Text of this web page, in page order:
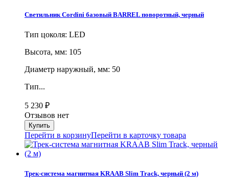
Светильник Cordini базовый BARREL поворотный, черный
Тип цоколя: LED
Высота, мм: 105
Диаметр наружный, мм: 50
Тип...
5 230 ₽
Отзывов нет
Перейти в корзинуПерейти в карточку товара
Трек-система магнитная KRAAB Slim Track, черный (2 м)